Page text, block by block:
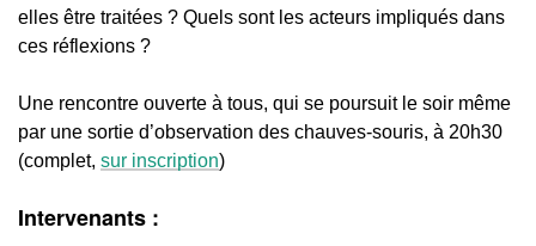
elles être traitées ? Quels sont les acteurs impliqués dans
ces réflexions ?
Une rencontre ouverte à tous, qui se poursuit le soir même
par une sortie d’observation des chauves-souris, à 20h30
(complet, sur inscription)
Intervenants :